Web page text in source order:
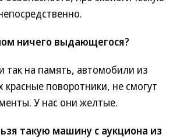
ничего выдающегося?
на память, автомобили из
поворотники, не смогут
У нас они желтые.
такую машину с аукциона из